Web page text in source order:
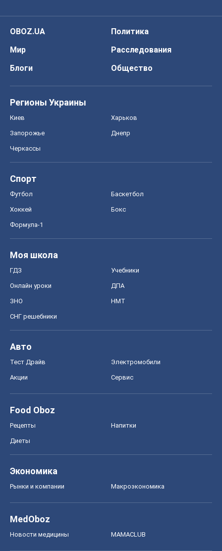
OBOZ.UA
Политика
Мир
Расследования
Блоги
Общество
Регионы Украины
Киев Харьков
Запорожье Днепр
Черкассы
Спорт
Футбол Баскетбол
Хоккей Бокс
Формула-1
Моя школа
ГДЗ Учебники
Онлайн уроки ДПА
ЗНО НМТ
СНГ решебники
Авто
Тест Драйв Электромобили
Акции Сервис
Food Oboz
Рецепты Напитки
Диеты
Экономика
Рынки и компании Mакроэкономика
MedOboz
Новости медицины MAMACLUB